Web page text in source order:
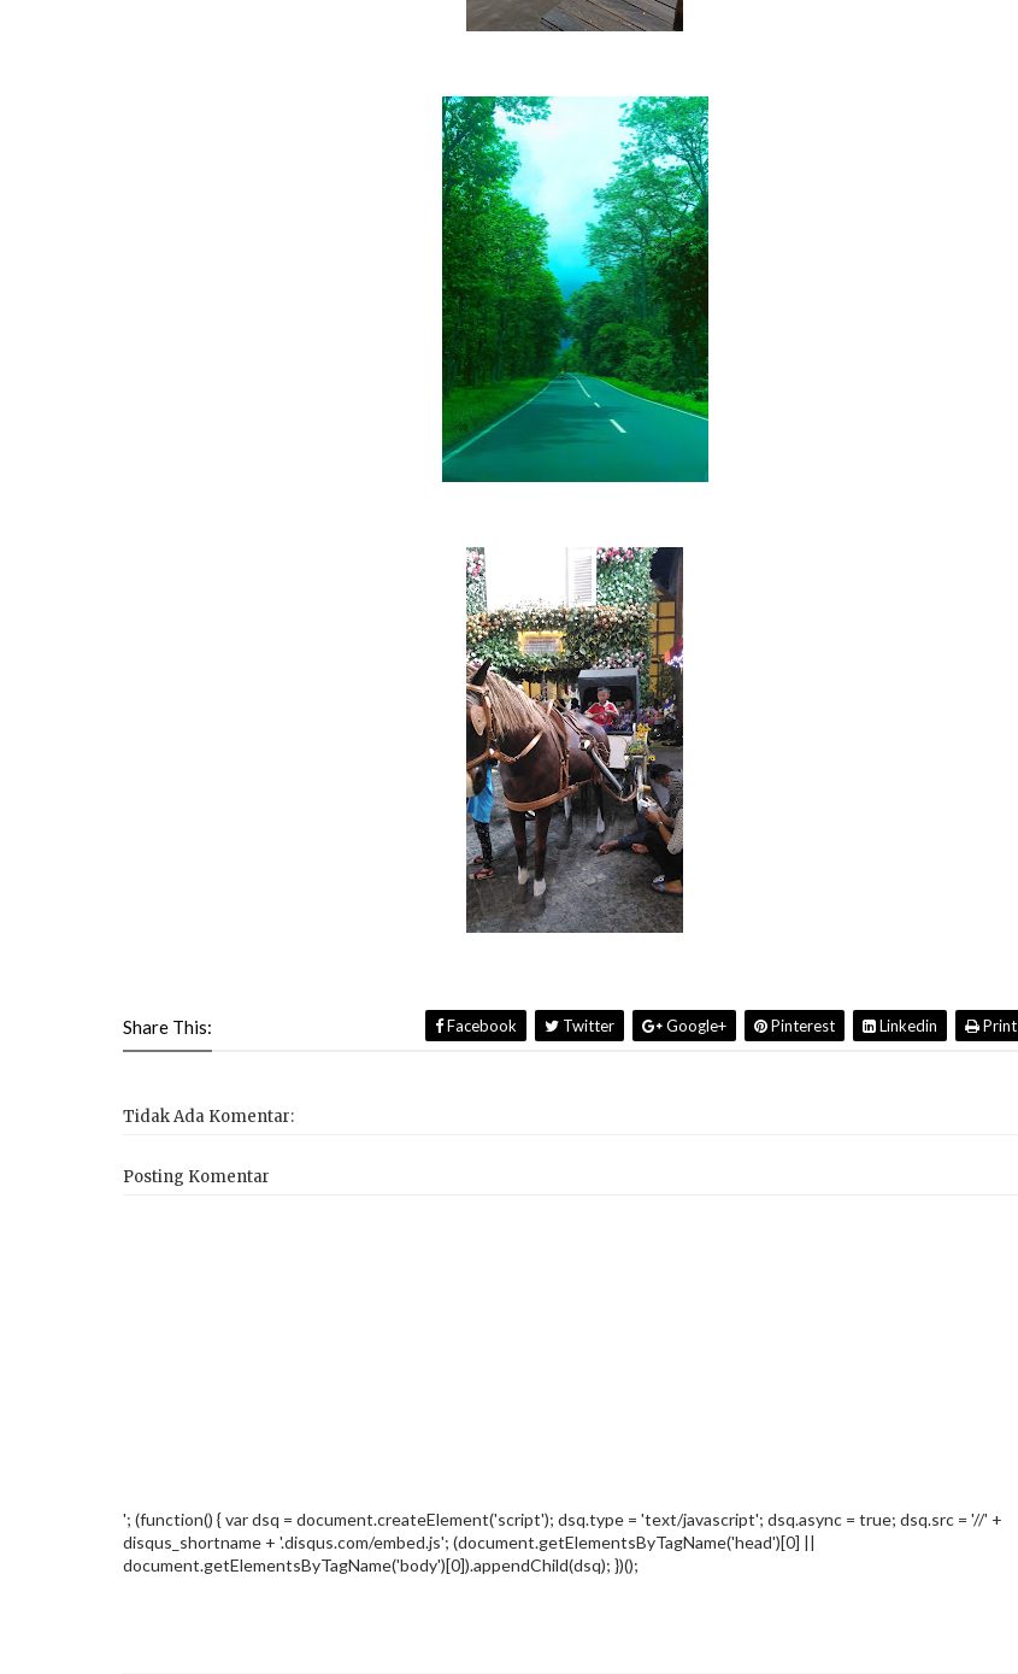
Share This: Facebook Twitter Google+ Pinterest Linkedin Print
Tidak Ada Komentar:
Posting Komentar
'; (function() { var dsq = document.createElement('script'); dsq.type = 'text/javascript'; dsq.async = true; dsq.src = '//' +
disqus_shortname + '.disqus.com/embed.js'; (document.getElementsByTagName('head')[0] ||
document.getElementsByTagName('body')[0]).appendChild(dsq); })();